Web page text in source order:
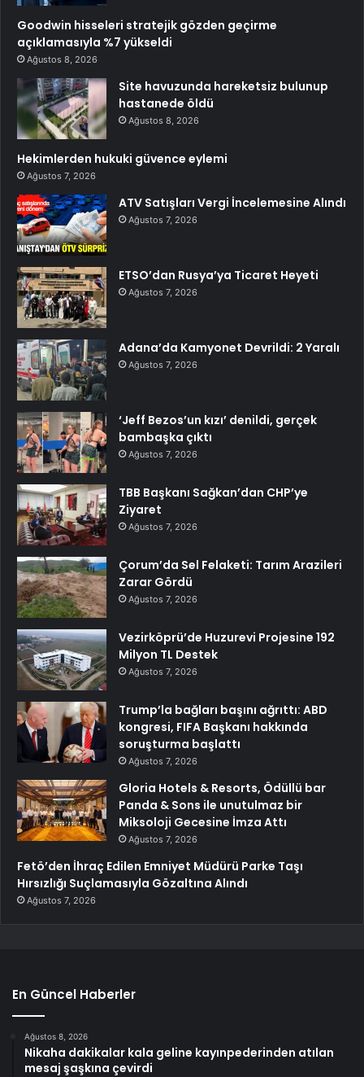
Goodwin hisseleri stratejik gözden geçirme
açıklamasıyla %7 yükseldi
Ağustos 8, 2026
Site havuzunda hareketsiz bulunup
hastanede öldü
Ağustos 8, 2026
Hekimlerden hukuki güvence eylemi
Ağustos 7, 2026
ATV Satışları Vergi İncelemesine Alındı
Ağustos 7, 2026
ETSO’dan Rusya’ya Ticaret Heyeti
Ağustos 7, 2026
Adana’da Kamyonet Devrildi: 2 Yaralı
Ağustos 7, 2026
‘Jeff Bezos’un kızı’ denildi, gerçek
bambaşka çıktı
Ağustos 7, 2026
TBB Başkanı Sağkan’dan CHP’ye
Ziyaret
Ağustos 7, 2026
Çorum’da Sel Felaketi: Tarım Arazileri
Zarar Gördü
Ağustos 7, 2026
Vezirköprü’de Huzurevi Projesine 192
Milyon TL Destek
Ağustos 7, 2026
Trump’la bağları başını ağrıttı: ABD
kongresi, FIFA Başkanı hakkında
soruşturma başlattı
Ağustos 7, 2026
Gloria Hotels & Resorts, Ödüllü bar
Panda & Sons ile unutulmaz bir
Miksoloji Gecesine İmza Attı
Ağustos 7, 2026
Fetö’den İhraç Edilen Emniyet Müdürü Parke Taşı
Hırsızlığı Suçlamasıyla Gözaltına Alındı
Ağustos 7, 2026
En Güncel Haberler
Ağustos 8, 2026
Nikaha dakikalar kala geline kayınpederinden atılan
mesaj şaşkına çevirdi